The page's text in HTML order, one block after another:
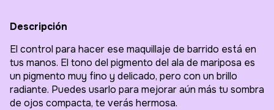
Descripción
El control para hacer ese maquillaje de barrido está en
tus manos. El tono del pigmento del ala de mariposa es
un pigmento muy fino y delicado, pero con un brillo
radiante. Puedes usarlo para mejorar aún más tu sombra
de ojos compacta, te verás hermosa.